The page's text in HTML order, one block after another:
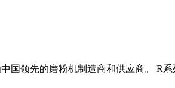
国领先的磨粉机制造商和供应商。 R